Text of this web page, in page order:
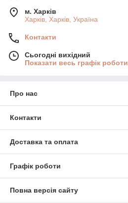
м. Харків
Харків, Харків, Україна
Контакти
Сьогодні вихідний
Показати весь графік роботи
Про нас
Контакти
Доставка та оплата
Графік роботи
Повна версія сайту